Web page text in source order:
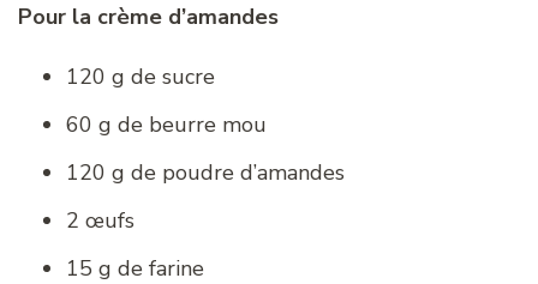
Pour la crème d’amandes
120 g de sucre
60 g de beurre mou
120 g de poudre d’amandes
2 œufs
15 g de farine